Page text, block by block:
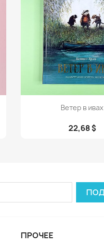
Просмотр
Ветер в ивах
22,68 $
ПРОЧЕЕ